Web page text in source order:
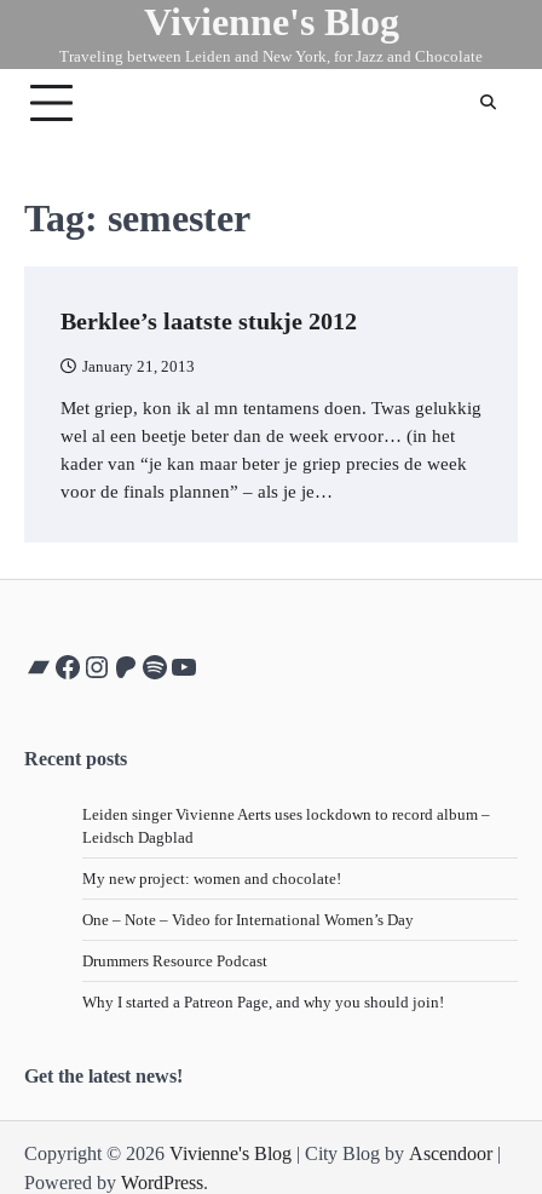
content
Vivienne's Blog
Traveling between Leiden and New York, for Jazz and Chocolate
Tag: semester
Berklee’s laatste stukje 2012
January 21, 2013
Met griep, kon ik al mn tentamens doen. Twas gelukkig
wel al een beetje beter dan de week ervoor… (in het
kader van “je kan maar beter je griep precies de week
voor de finals plannen” – als je je…
Bandcamp
Facebook
Instagram
Patreon
Spotify
YouTube
Recent posts
Leiden singer Vivienne Aerts uses lockdown to record album –
Leidsch Dagblad
My new project: women and chocolate!
One – Note – Video for International Women’s Day
Drummers Resource Podcast
Why I started a Patreon Page, and why you should join!
Get the latest news!
Copyright © 2026 Vivienne's Blog | City Blog by Ascendoor|
Powered by WordPress.